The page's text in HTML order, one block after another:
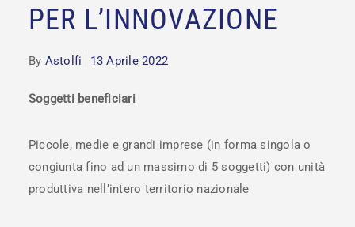
PER L’INNOVAZIONE
By Astolfi 13 Aprile 2022
Soggetti beneficiari
Piccole, medie e grandi imprese (in forma singola o
congiunta fino ad un massimo di 5 soggetti) con unità
produttiva nell’intero territorio nazionale